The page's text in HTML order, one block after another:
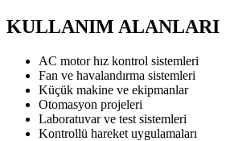
KULLANIM ALANLARI
AC motor hız kontrol sistemleri
Fan ve havalandırma sistemleri
Küçük makine ve ekipmanlar
Otomasyon projeleri
Laboratuvar ve test sistemleri
Kontrollü hareket uygulamaları